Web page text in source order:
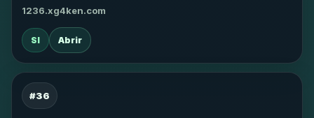
1236.xg4ken.com
SI Abrir
#36